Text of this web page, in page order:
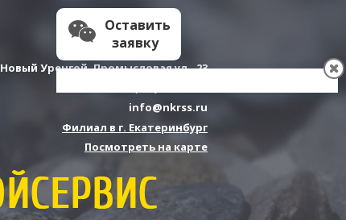
Оставить
заявку
Новый Уренгой, Промысловая ул., 23
info@nkrss.ru
Филиал в г. Екатеринбург
Посмотреть на карте